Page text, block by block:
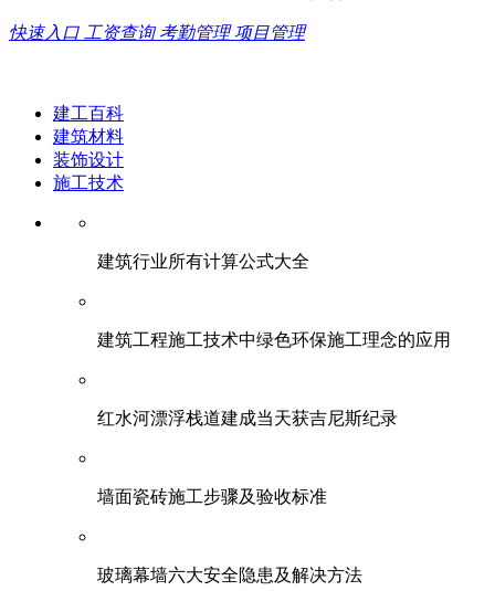
快速入口 工资查询 考勤管理 项目管理
建工百科
建筑材料
装饰设计
施工技术
建筑行业所有计算公式大全
建筑工程施工技术中绿色环保施工理念的应用
红水河漂浮栈道建成当天获吉尼斯纪录
墙面瓷砖施工步骤及验收标准
玻璃幕墙六大安全隐患及解决方法